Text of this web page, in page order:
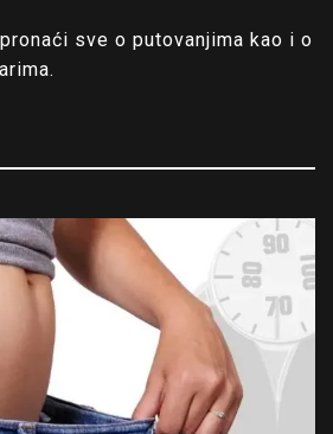
sve o putovanjima kao i o